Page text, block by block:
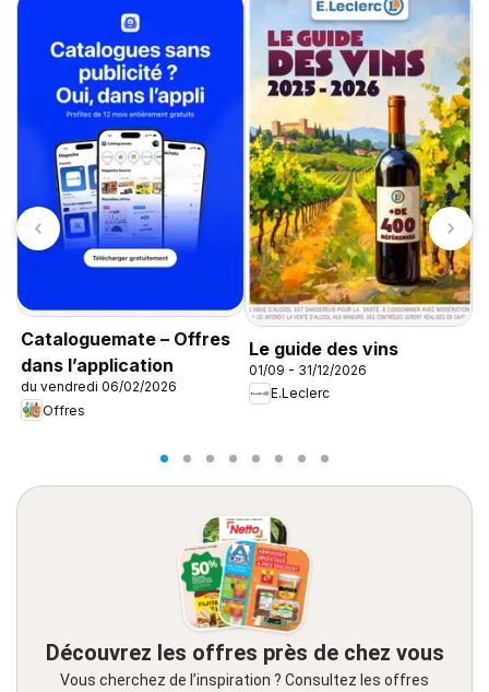
Cataloguemate – Offres
dans l’application
du vendredi 06/02/2026
Offres
Le guide des vins
01/09 - 31/12/2026
E.Leclerc
Découvrez les offres près de chez vous
Vous cherchez de l’inspiration ? Consultez les offres